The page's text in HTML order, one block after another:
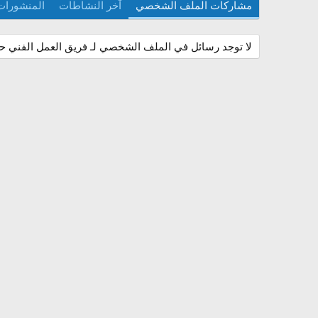
مشاركات الملف الشخصي آخر النشاطات
لا توجد رسائل في الملف الشخصي لـ فريق العمل الفني